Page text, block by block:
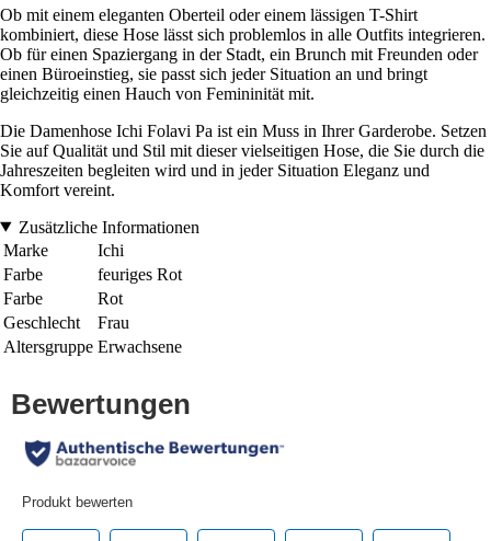
Ob mit einem eleganten Oberteil oder einem lässigen T-Shirt
kombiniert, diese Hose lässt sich problemlos in alle Outfits integrieren.
Ob für einen Spaziergang in der Stadt, ein Brunch mit Freunden oder
einen Büroeinstieg, sie passt sich jeder Situation an und bringt
gleichzeitig einen Hauch von Femininität mit.
Die Damenhose Ichi Folavi Pa ist ein Muss in Ihrer Garderobe. Setzen
Sie auf Qualität und Stil mit dieser vielseitigen Hose, die Sie durch die
Jahreszeiten begleiten wird und in jeder Situation Eleganz und
Komfort vereint.
Zusätzliche Informationen
Marke
Ichi
Farbe
feuriges Rot
Farbe
Rot
Geschlecht
Frau
Altersgruppe Erwachsene